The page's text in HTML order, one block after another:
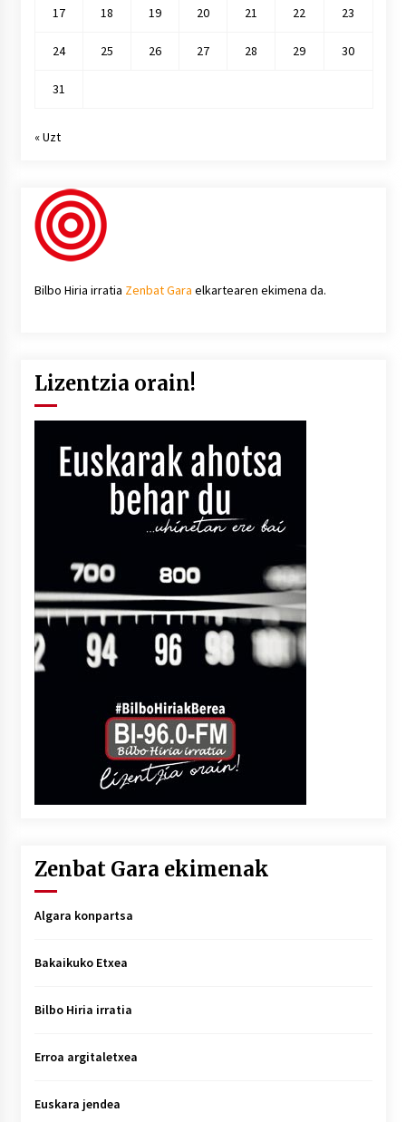
17 18 19 20 21 22 23
24 25 26 27 28 29 30
31
« Uzt
Bilbo Hiria irratia Zenbat Gara elkartearen ekimena da.
Lizentzia orain!
Zenbat Gara ekimenak
Algara konpartsa
Bakaikuko Etxea
Bilbo Hiria irratia
Erroa argitaletxea
Euskara jendea